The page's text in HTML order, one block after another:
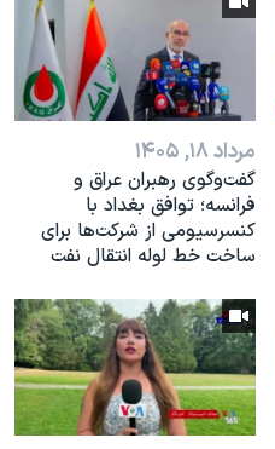
مرداد ۱۸, ۱۴۰۵
گفت‌وگوی رهبران عراق و
فرانسه؛ توافق بغداد با
کنسرسیومی از شرکت‌ها برای
ساخت خط لوله انتقال نفت